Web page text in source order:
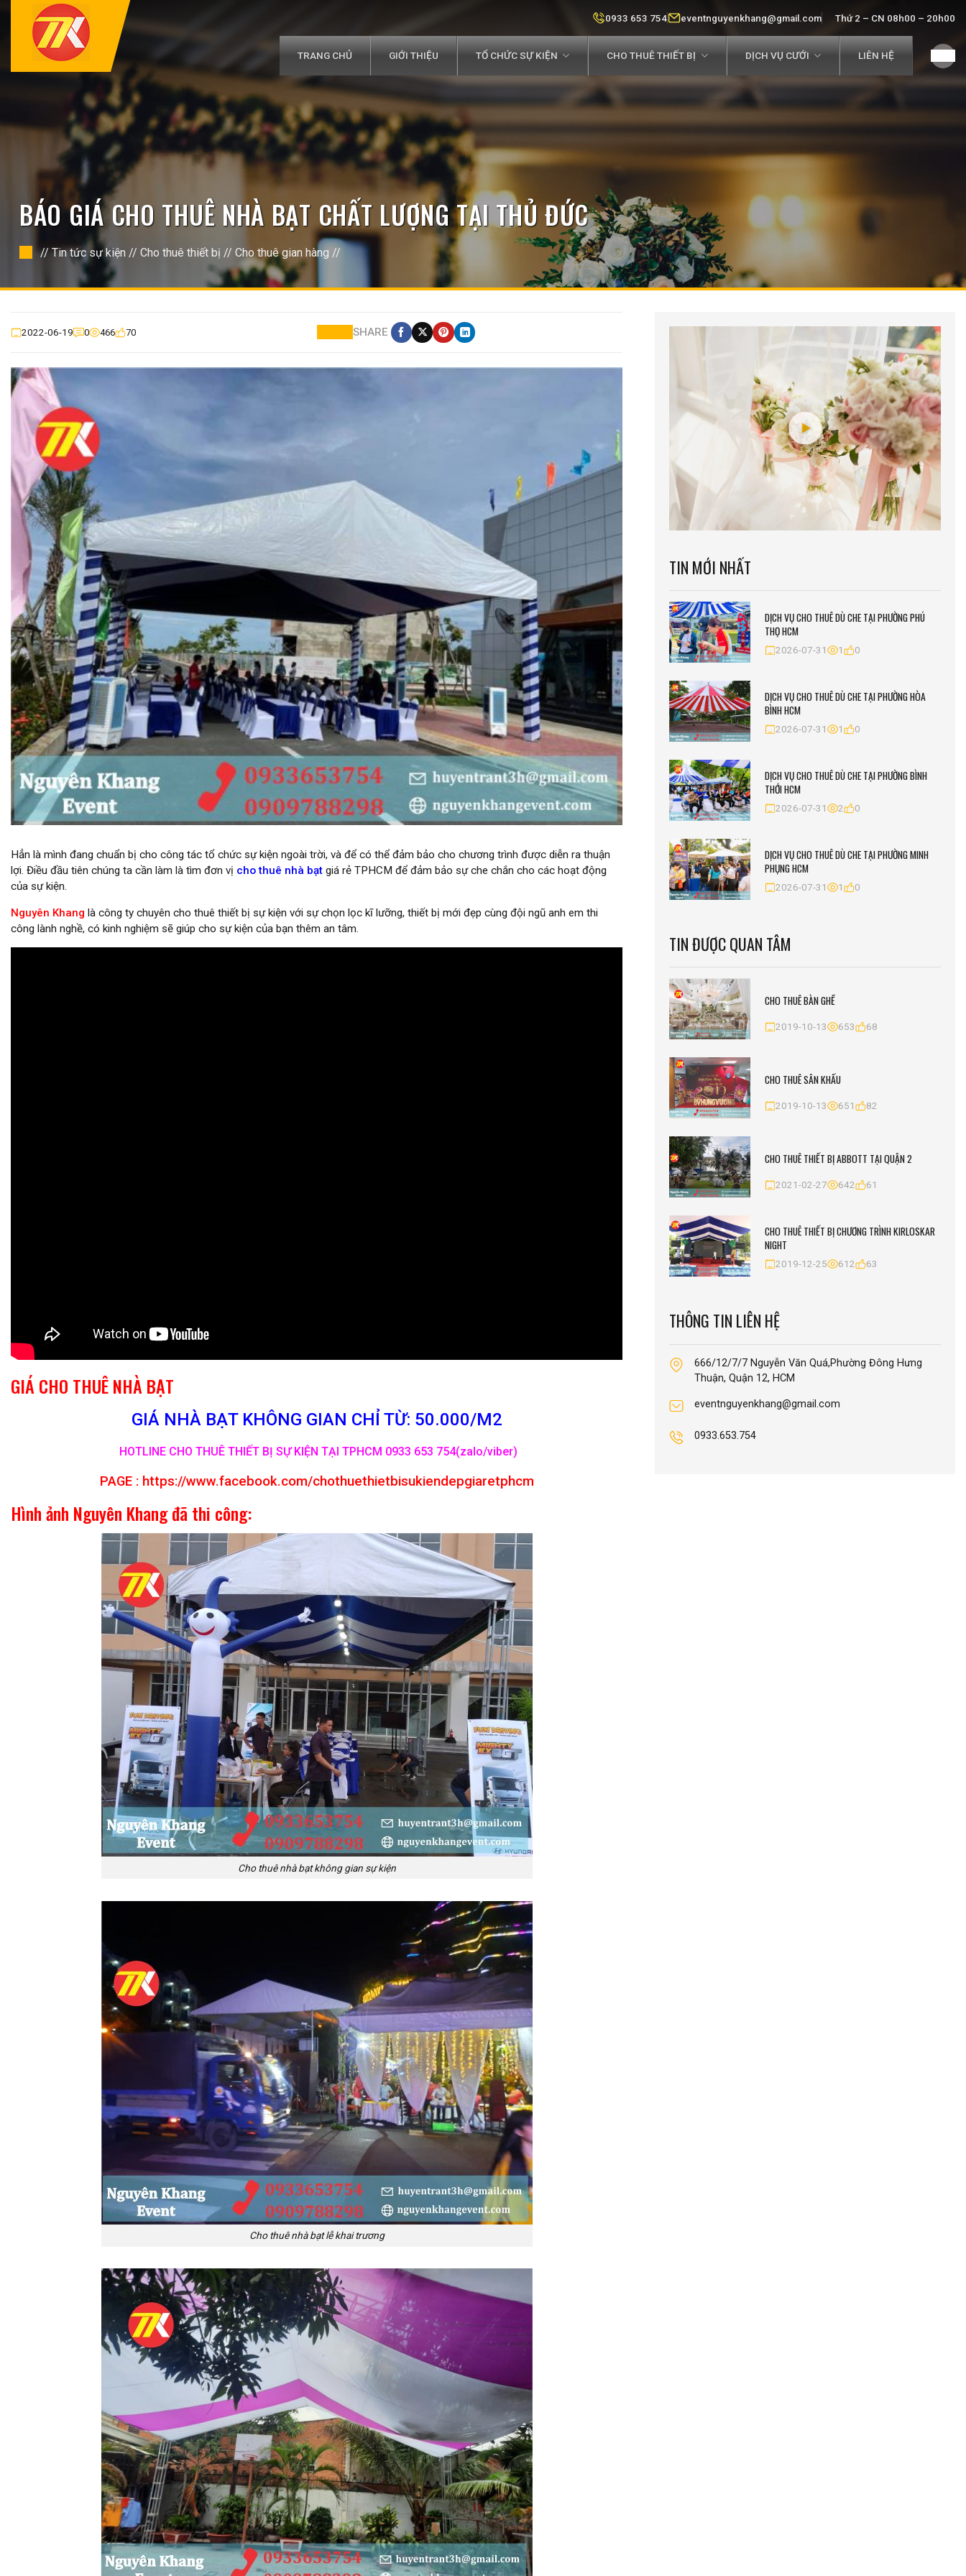
0933 653 754 eventnguyenkhang@gmail.com Thứ 2 – CN 08h00 – 20h00
TRANG CHỦ GIỚI THIỆU TỔ CHỨC SỰ KIỆN CHO THUÊ THIẾT BỊ DỊCH VỤ CƯỚI LIÊN HỆ
BÁO GIÁ CHO THUÊ NHÀ BẠT CHẤT LƯỢNG TẠI THỦ ĐỨC
//Tin tức sự kiện // Cho thuê thiết bị // Cho thuê gian hàng //
2022-06-19 0 466 70 SHARE
Hẳn là mình đang chuẩn bị cho công tác tổ chức sự kiện ngoài trời, và để có thể đảm bảo cho chương trình được diễn ra thuận
lợi. Điều đầu tiên chúng ta cần làm là tìm đơn vị cho thuê nhà bạt giá rẻ TPHCM để đảm bảo sự che chắn cho các hoạt động
của sự kiện.
Nguyên Khang là công ty chuyên cho thuê thiết bị sự kiện với sự chọn lọc kĩ lưỡng, thiết bị mới đẹp cùng đội ngũ anh em thi
công lành nghề, có kinh nghiệm sẽ giúp cho sự kiện của bạn thêm an tâm.
GIÁ CHO THUÊ NHÀ BẠT
GIÁ NHÀ BẠT KHÔNG GIAN CHỈ TỪ: 50.000/M2
HOTLINE CHO THUÊ THIẾT BỊ SỰ KIỆN TẠI TPHCM 0933 653 754(zalo/viber)
PAGE :https://www.facebook.com/chothuethietbisukiendepgiaretphcm
Hình ảnh Nguyên Khang đã thi công:
Cho thuê nhà bạt không gian sự kiện
Cho thuê nhà bạt lễ khai trương
TIN MỚI NHẤT
DỊCH VỤ CHO THUÊ DÙ CHE TẠI PHƯỜNG PHÚ
THỌ HCM
2026-07-31 1 0
DỊCH VỤ CHO THUÊ DÙ CHE TẠI PHƯỜNG HÒA
BÌNH HCM
2026-07-31 1 0
DỊCH VỤ CHO THUÊ DÙ CHE TẠI PHƯỜNG BÌNH
THỚI HCM
2026-07-31 2 0
DỊCH VỤ CHO THUÊ DÙ CHE TẠI PHƯỜNG MINH
PHỤNG HCM
2026-07-31 1 0
TIN ĐƯỢC QUAN TÂM
CHO THUÊ BÀN GHẾ
2019-10-13 653 68
CHO THUÊ SÂN KHẤU
2019-10-13 651 82
CHO THUÊ THIẾT BỊ ABBOTT TẠI QUẬN 2
2021-02-27 642 61
CHO THUÊ THIẾT BỊ CHƯƠNG TRÌNH KIRLOSKAR
NIGHT
2019-12-25 612 63
THÔNG TIN LIÊN HỆ
666/12/7/7 Nguyễn Văn Quá,Phường Đông Hưng
Thuận, Quận 12, HCM
eventnguyenkhang@gmail.com
0933.653.754